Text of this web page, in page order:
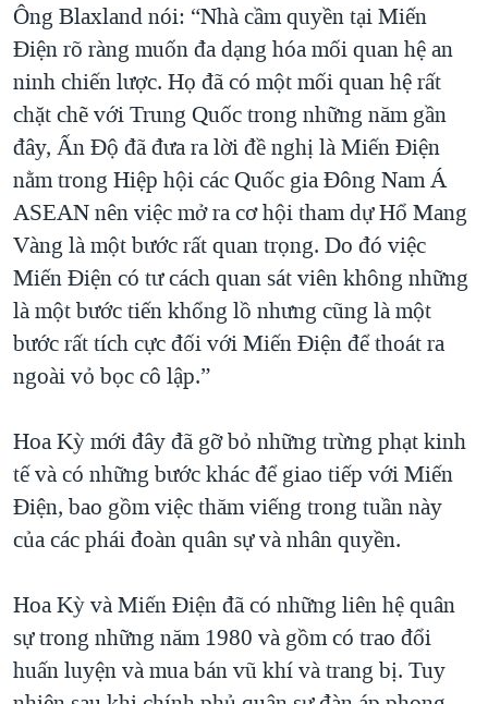
Ông Blaxland nói: “Nhà cầm quyền tại Miến
Điện rõ ràng muốn đa dạng hóa mối quan hệ an
ninh chiến lược. Họ đã có một mối quan hệ rất
chặt chẽ với Trung Quốc trong những năm gần
đây, Ấn Độ đã đưa ra lời đề nghị là Miến Điện
nằm trong Hiệp hội các Quốc gia Đông Nam Á
ASEAN nên việc mở ra cơ hội tham dự Hổ Mang
Vàng là một bước rất quan trọng. Do đó việc
Miến Điện có tư cách quan sát viên không những
là một bước tiến khổng lồ nhưng cũng là một
bước rất tích cực đối với Miến Điện để thoát ra
ngoài vỏ bọc cô lập.”
Hoa Kỳ mới đây đã gỡ bỏ những trừng phạt kinh
tế và có những bước khác để giao tiếp với Miến
Điện, bao gồm việc thăm viếng trong tuần này
của các phái đoàn quân sự và nhân quyền.
Hoa Kỳ và Miến Điện đã có những liên hệ quân
sự trong những năm 1980 và gồm có trao đổi
huấn luyện và mua bán vũ khí và trang bị. Tuy